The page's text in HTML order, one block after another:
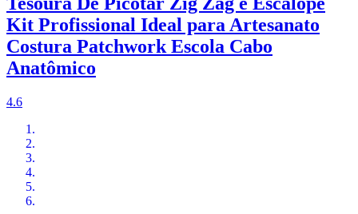
Kit Profissional Ideal para Artesanato
Costura Patchwork Escola Cabo
Anatômico
4.6